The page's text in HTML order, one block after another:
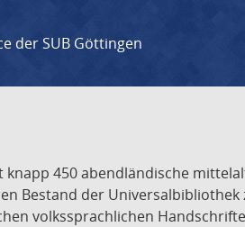
der SUB Göttingen
450 abendländische
Bestand der
volkssprachlichen